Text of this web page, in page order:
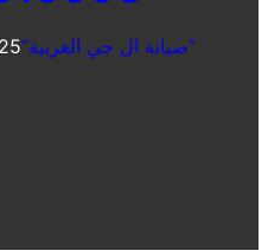
“صيانة ال جي الغربية”